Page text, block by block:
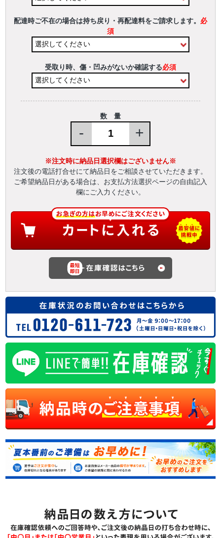
配達時ご不在の場合は持ち戻り・再配達料をご請求します。 必
須
受取り時、傷・凹みがないか確認する必須
数 量
- +
※注文時に納品日選択欄はございません※
注文後の電話打合せにて納品日をご相談させていただきます。
ご希望納品日がある場合は、お支払方法選択ページの自由記入
欄にご入力ください。